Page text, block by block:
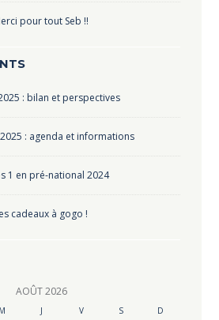
pour tout Seb !!
: bilan et perspectives
: agenda et informations
1 en pré-national 2024
cadeaux à gogo !
AOÛT2026
M J V S D